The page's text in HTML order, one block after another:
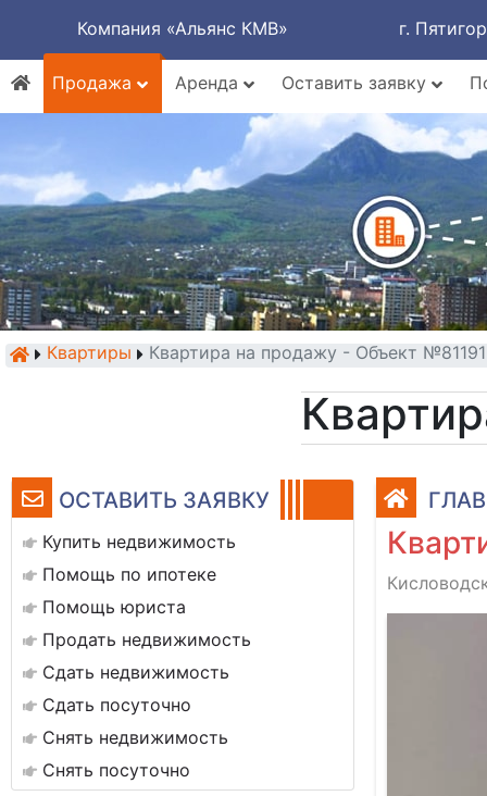
Компания «Альянс КМВ» г.
Продажа Аренда Оставить заявку
Квартиры Квартира на продажу - Объект №81191
ОСТАВИТЬ ЗАЯВКУ
Купить недвижимость
Помощь по ипотеке
Помощь юриста
Продать недвижимость
Сдать недвижимость
Сдать посуточно
Снять недвижимость
Снять посуточно